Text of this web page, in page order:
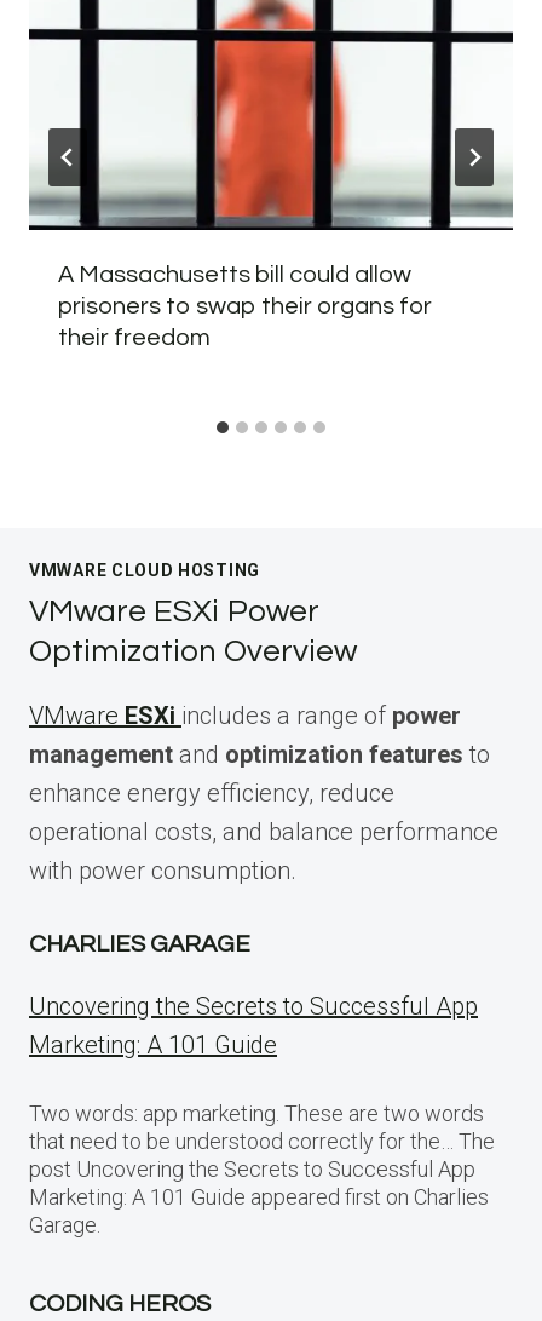
A Massachusetts bill could allow
prisoners to swap their organs for
their freedom
VMWARE CLOUD HOSTING
VMware ESXi Power
Optimization Overview
VMware ESXi includes a range of power
management and optimization features to
enhance energy efficiency, reduce
operational costs, and balance performance
with power consumption.
CHARLIES GARAGE
Uncovering the Secrets to Successful App
Marketing: A 101 Guide
Two words: app marketing. These are two words
that need to be understood correctly for the… The
post Uncovering the Secrets to Successful App
Marketing: A 101 Guide appeared first on Charlies
Garage.
CODING HEROS